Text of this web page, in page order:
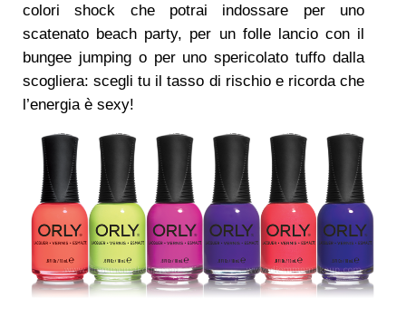
colori shock che potrai indossare per uno
scatenato beach party, per un folle lancio con il
bungee jumping o per uno spericolato tuffo dalla
scogliera: scegli tu il tasso di rischio e ricorda che
l’energia è sexy!
·